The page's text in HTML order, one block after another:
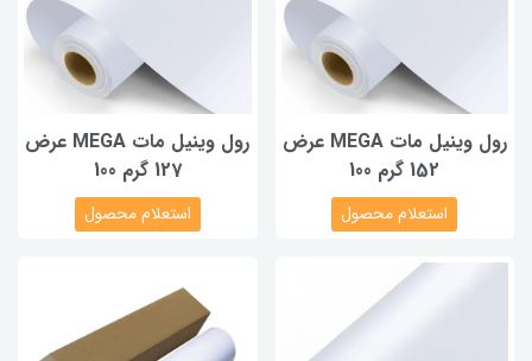
رول وینیل مات MEGA عرض
152 گرم 100
استعلام محصول
رول وینیل مات MEGA عرض
127 گرم 100
استعلام محصول